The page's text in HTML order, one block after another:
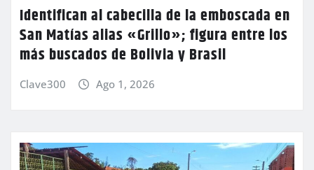
Identifican al cabecilla de la emboscada en
San Matías alias «Grillo»; figura entre los
más buscados de Bolivia y Brasil
Clave300 Ago 1, 2026